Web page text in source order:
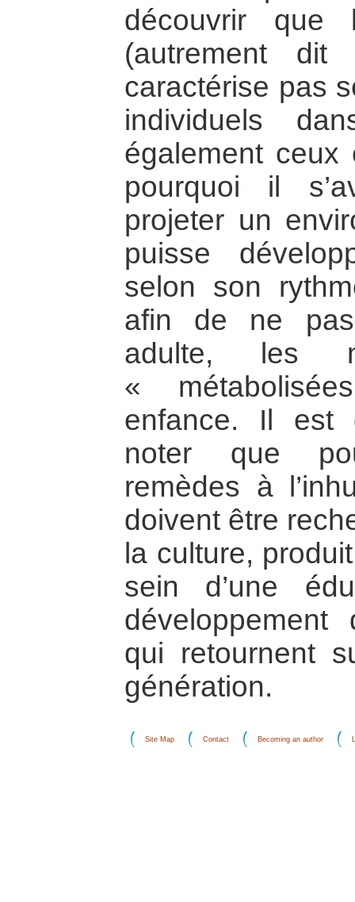
découvrir que
(autrement dit
caractérise pas
individuels
également ceux
pourquoi il
projeter un
puisse
selon son
afin de ne
adulte, les
«
enfance. Il est
noter que
remèdes à
doivent être
la culture,
sein d’une
qui retournent
génération.
Site Map Contact Becoming an author